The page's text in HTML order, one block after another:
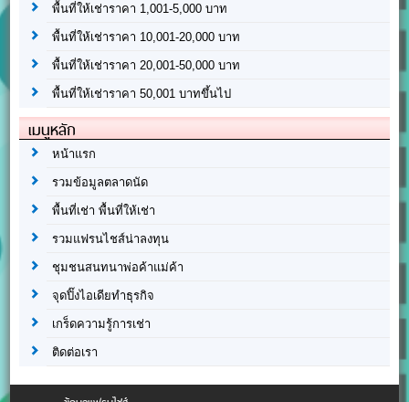
พื้นที่ให้เช่าราคา 1,001-5,000 บาท
พื้นที่ให้เช่าราคา 10,001-20,000 บาท
พื้นที่ให้เช่าราคา 20,001-50,000 บาท
พื้นที่ให้เช่าราคา 50,001 บาทขึ้นไป
เมนูหลัก
หน้าแรก
รวมข้อมูลตลาดนัด
พื้นที่เช่า พื้นที่ให้เช่า
รวมแฟรนไชส์น่าลงทุน
ชุมชนสนทนาพ่อค้าแม่ค้า
จุดปิ๊งไอเดียทำธุรกิจ
เกร็ดความรู้การเช่า
ติดต่อเรา